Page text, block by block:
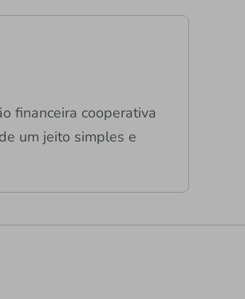
financeira cooperativa
um jeito simples e